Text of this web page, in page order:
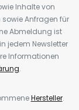
Inhalte von
Anfragen für
Abmeldung ist
jedem Newsletter
Informationen
.
Hersteller.